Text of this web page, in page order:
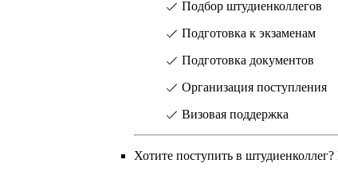
Подбор штудиенколлегов
Подготовка к экзаменам
Подготовка документов
Организация поступления
Визовая поддержка
Хотите поступить в